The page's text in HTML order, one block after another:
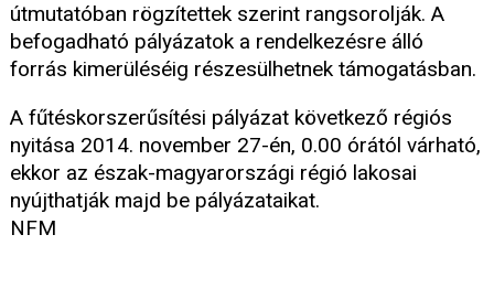
útmutatóban rögzítettek szerint rangsorolják. A
befogadható pályázatok a rendelkezésre álló
forrás kimerüléséig részesülhetnek támogatásban.
A fűtéskorszerűsítési pályázat következő régiós
nyitása 2014. november 27-én, 0.00 órától várható,
ekkor az észak-magyarországi régió lakosai
nyújthatják majd be pályázataikat.
NFM